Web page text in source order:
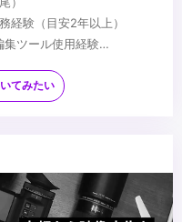
経験（目安2年以上）
ツール使用経験
制作経験
てみたい